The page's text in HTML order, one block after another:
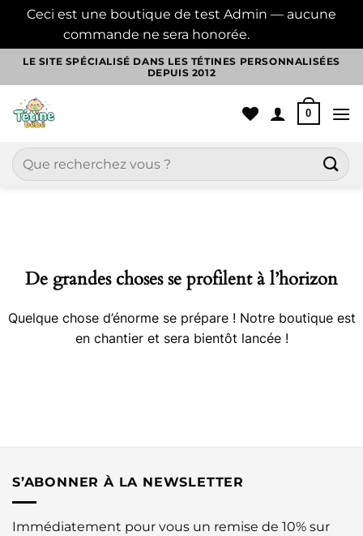
Ceci est une boutique de test Admin — aucune
commande ne sera honorée.
Passer
contenu
LE SITE SPÉCIALISÉ DANS LES TÉTINES PERSONNALISÉES
DEPUIS 2012
0
Recherche
pour :
De grandes choses se profilent à l’horizon
Quelque chose d’énorme se prépare ! Notre boutique est
en chantier et sera bientôt lancée !
S’ABONNER À LA NEWSLETTER
Immédiatement pour vous un remise de 10% sur